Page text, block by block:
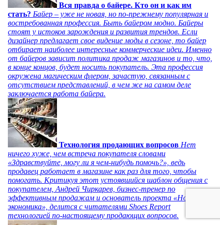
Вся правда о байере. Кто он и как им
стать? Байер – уже не новая, но по-прежнему популярная и
востребованная профессия. Быть байером модно. Байеры
стоят у истоков зарождения и развития трендов. Если
дизайнер предлагает свое видение моды в сезоне, то байер
отбирает наиболее интересные коммерческие идеи. Именно
от байеров зависит политика продаж магазинов и то, что,
в конце концов, будет носить покупатель. Эта профессия
окружена магическим флером, зачастую, связанным с
отсутствием представлений, в чем же на самом деле
заключается работа байера.
Технология продающих вопросов Нет
ничего хуже, чем встреча покупателя словами
«Здравствуйте, могу ли я чем-нибудь помочь?», ведь
продавец работает в магазине как раз для того, чтобы
помогать. Критикуя этот устоявшийся шаблон общения с
покупателем, Андрей Чиркарев, бизнес-тренер по
эффективным продажам и основатель проекта «Новая
экономика», делится с читателями Shoes Report
технологией по-настоящему продающих вопросов.